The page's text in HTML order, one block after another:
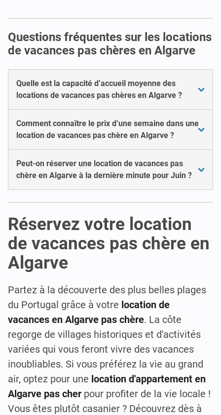
Questions fréquentes sur les locations
de vacances pas chères en Algarve
Quelle est la capacité d’accueil moyenne des
locations de vacances pas chères en Algarve ?
Comment connaître le prix d’une semaine dans une
location de vacances pas chère en Algarve ?
Peut-on réserver une location de vacances pas
chère en Algarve à la dernière minute pour Juin ?
Réservez votre location
de vacances pas chère en
Algarve
Partez à la découverte des plus belles plages
du Portugal grâce à votre location de
vacances en Algarve pas chère. La côte
regorge de villages historiques et d'activités
variées qui vous feront vivre des vacances
inoubliables. Si vous préférez la vie au grand
air, optez pour une location d'appartement en
Algarve pas cher pour profiter de la vie locale !
Vous êtes plutôt casanier ? Découvrez dès à